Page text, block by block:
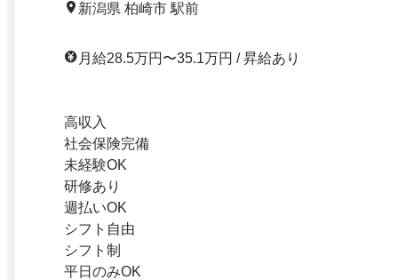
新潟県 柏崎市 駅前
月給28.5万円〜35.1万円 / 昇給あり
高収入
社会保険完備
未経験OK
研修あり
週払いOK
シフト自由
シフト制
平日のみOK